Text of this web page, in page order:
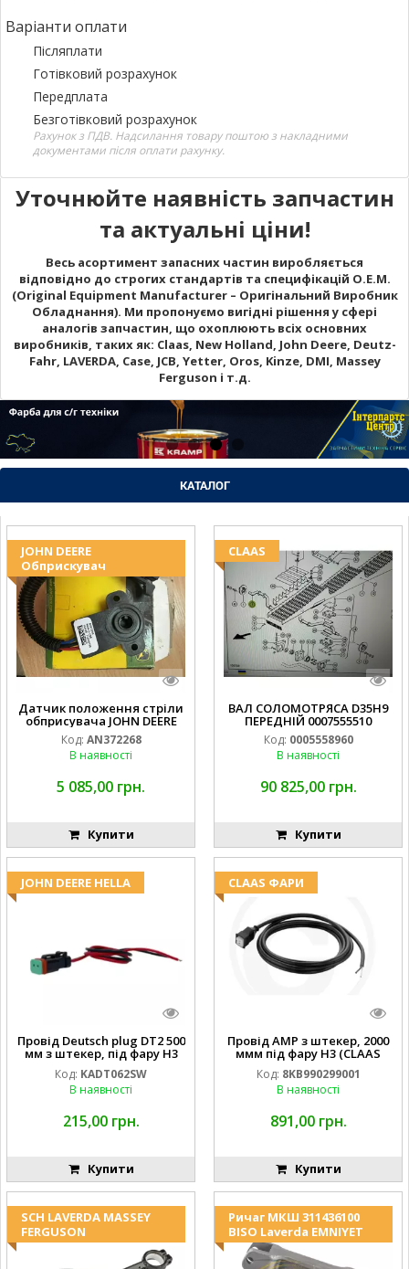
Варіанти оплати
Післяплати
Готівковий розрахунок
Передплата
Безготівковий розрахунок
Рахунок з ПДВ. Надсилання товару поштою з накладними
документами після оплати рахунку.
Уточнюйте наявність запчастин
та актуальні ціни!
Весь асортимент запасних частин виробляється
відповідно до строгих стандартів та специфікацій O.E.M.
(Original Equipment Manufacturer – Оригінальний Виробник
Обладнання). Ми пропонуємо вигідні рішення у сфері
аналогів запчастин, що охоплюють всіх основних
виробників, таких як: Claas, New Holland, John Deere, Deutz-
Fahr, LAVERDA, Case, JCB, Yetter, Oros, Kinze, DMI, Massey
Ferguson і т.д.
КАТАЛОГ
JOHN DEERE
Обприскувач
Датчик положення стріли
обприсувача JOHN DEERE
Код: AN372268
В наявності
5 085,00 грн.
Купити
CLAAS
ВАЛ СОЛОМОТРЯСА D35H9
ПЕРЕДНІЙ 0007555510
Код: 0005558960
В наявності
90 825,00 грн.
Купити
JOHN DEERE HELLA
Провід Deutsch plug DT2 500
мм з штекер, під фару H3
(JOHN DEERE AL116438
994.184.00) ) Kramp Hella
Код: KADT062SW
В наявності
215,00 грн.
Купити
CLAAS ФАРИ
Провід AMP з штекер, 2000
ммм під фару H3 (CLAAS
013733) Hella
Код: 8KB990299001
В наявності
891,00 грн.
Купити
SCH LAVERDA MASSEY
FERGUSON
Ричаг МКШ 311436100
BISO Laverda EMNIYET